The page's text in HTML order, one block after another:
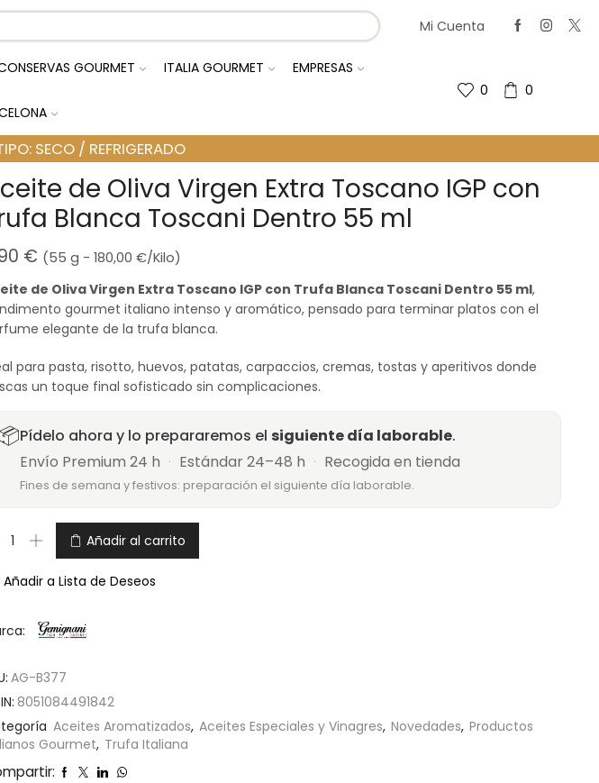
Mi Cuenta
GOURMET ITALIA GOURMET EMPRESAS
0 0
SECO / REFRIGERADO
de Oliva Virgen Extra Toscano IGP con
Blanca Toscani Dentro 55 ml
€ (55 g -180,00€/Kilo)
de Oliva Virgen Extra Toscano IGP con Trufa Blanca Toscani Dentro 55 ml,
gourmet italiano intenso y aromático, pensado para terminar platos con el
elegante de la trufa blanca.
para pasta, risotto, huevos, patatas, carpaccios, cremas, tostas y aperitivos donde
un toque final sofisticado sin complicaciones.
📦Pídelo ahora y lo prepararemos el siguiente día laborable.
Envío Premium 24 h · Estándar 24–48 h · Recogida en tienda
Fines de semana y festivos: preparación el siguiente día laborable.
Añadir al carrito
Añadir a Lista de Deseos
AG-B377
8051084491842
Aceites Aromatizados, Aceites Especiales y Vinagres, Novedades, Productos
Gourmet, Trufa Italiana